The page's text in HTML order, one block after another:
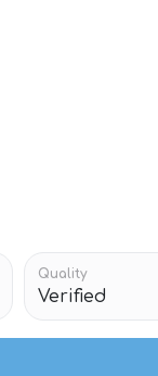
Quality
Verified